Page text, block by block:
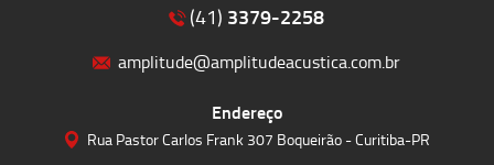
(41) 3379-2258
amplitude@amplitudeacustica.com.br
Endereço
Rua Pastor Carlos Frank 307 Boqueirão - Curitiba-PR